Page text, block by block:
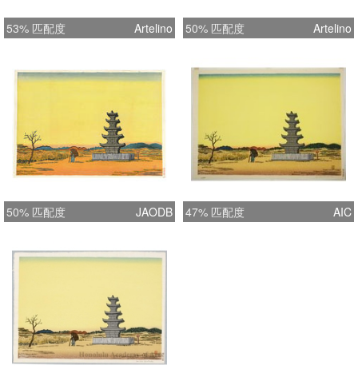
53% 匹配度 Artelino 50% 匹配度 Artelino
50% 匹配度 JAODB 47% 匹配度 AIC